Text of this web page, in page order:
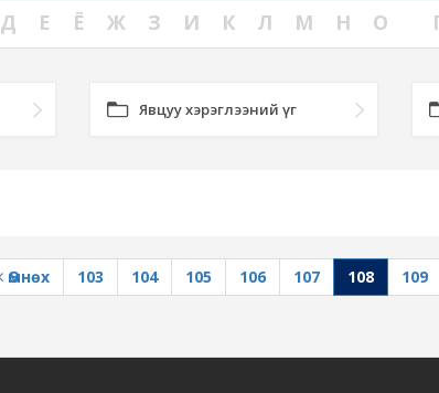
Д Е Ё Ж З И К Л М Н О
Явцуу хэрэглээний үг
Өмнөх 103 104 105 106 107 108 109